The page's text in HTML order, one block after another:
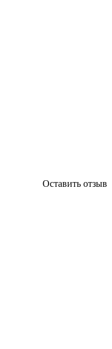
Оставить отзыв